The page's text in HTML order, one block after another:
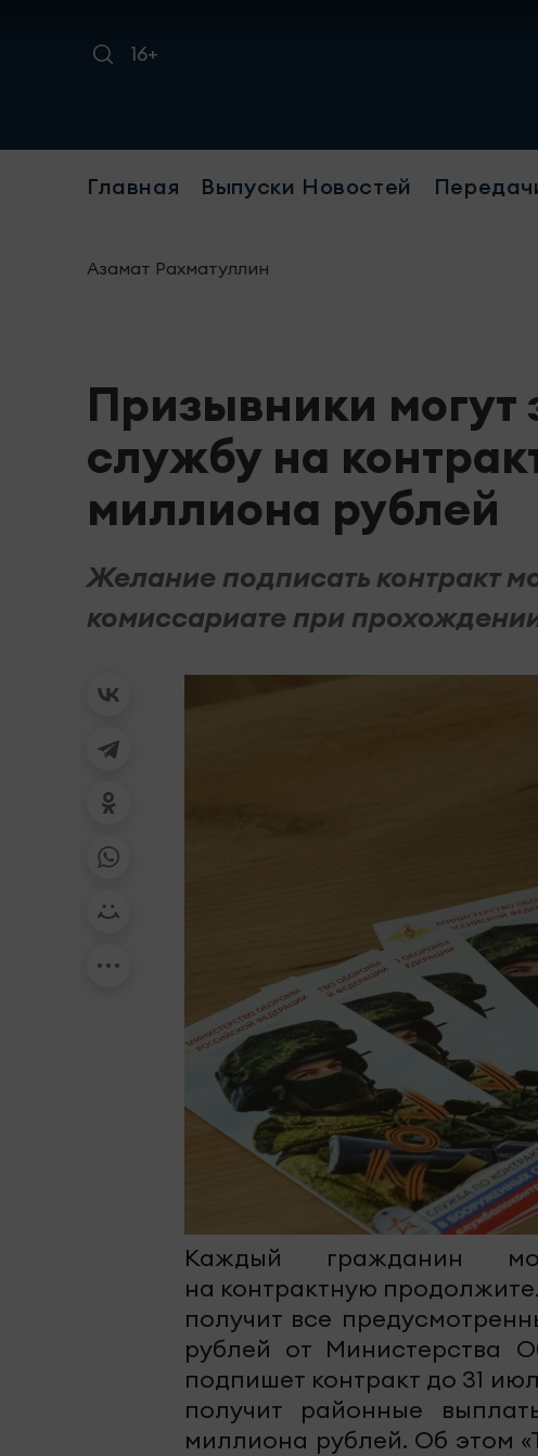
16+
Главная Выпуски Новостей
Азамат Рахматуллин
Призывники могут
службу на
миллиона рублей
Желание подписать контракт
комиссариате при
Каждый гражданин
на контрактную
получит все
рублей от Министерства
подпишет контракт до 31
получит районные
миллиона рублей. Об этом